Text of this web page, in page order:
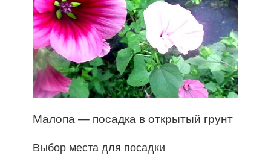
Малопа — посадка в открытый грунт
Выбор места для посадки